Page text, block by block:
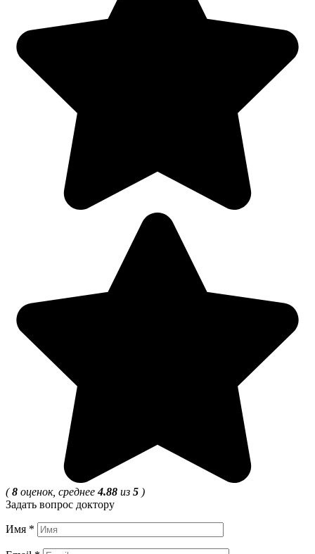
(8 оценок, среднее4.88 из 5 )
Задать вопрос доктору
Имя *